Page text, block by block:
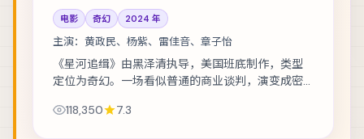
电影 奇幻 2024 年
主演： 黄政民、杨紫、雷佳音、章子怡
《星河追缉》由黑泽清执导，美国班底制作，类型
定位为奇幻。一场看似普通的商业谈判，演变成密
等，表演层次丰富。镜头语言克制而富有张力，...
118,350 7.3